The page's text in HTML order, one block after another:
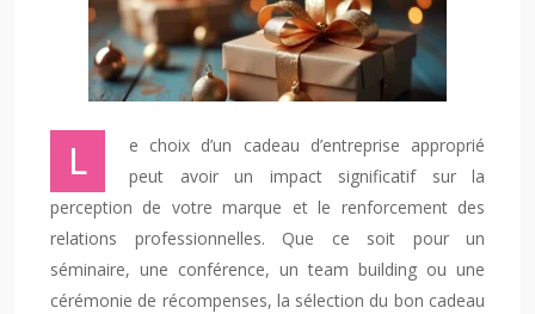
Le choix d’un cadeau d’entreprise approprié
peut avoir un impact significatif sur la
perception de votre marque et le renforcement des
relations professionnelles. Que ce soit pour un
séminaire, une conférence, un team building ou une
cérémonie de récompenses, la sélection du bon cadeau